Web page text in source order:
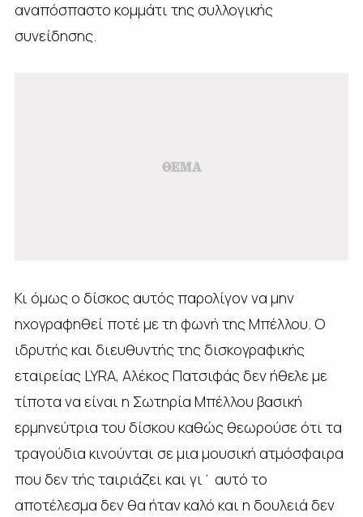
αναπόσπαστο κομμάτι της συλλογικής
συνείδησης.
Κι όμως ο δίσκος αυτός παρολίγον να μην
ηχογραφηθεί ποτέ με τη φωνή της Μπέλλου. Ο
ιδρυτής και διευθυντής της δισκογραφικής
εταιρείας LYRA, Αλέκος Πατσιφάς δεν ήθελε με
τίποτα να είναι η Σωτηρία Μπέλλου βασική
ερμηνεύτρια του δίσκου καθώς θεωρούσε ότι τα
τραγούδια κινούνται σε μια μουσική ατμόσφαιρα
που δεν τής ταιριάζει και γι΄ αυτό το
αποτέλεσμα δεν θα ήταν καλό και η δουλειά δεν